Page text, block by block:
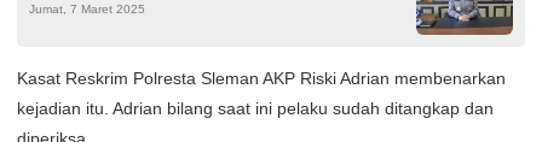
Jumat, 7 Maret 2025
Kasat Reskrim Polresta Sleman AKP Riski Adrian membenarkan
kejadian itu. Adrian bilang saat ini pelaku sudah ditangkap dan
diperiksa.